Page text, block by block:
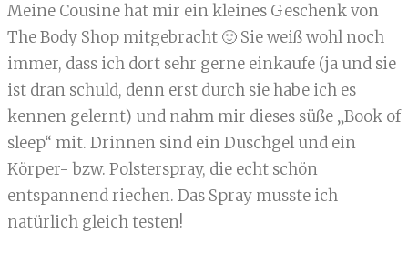
Meine Cousine hat mir ein kleines Geschenk von
The Body Shop mitgebracht 🙂 Sie weiß wohl noch
immer, dass ich dort sehr gerne einkaufe (ja und sie
ist dran schuld, denn erst durch sie habe ich es
kennen gelernt) und nahm mir dieses süße „Book of
sleep“ mit. Drinnen sind ein Duschgel und ein
Körper- bzw. Polsterspray, die echt schön
entspannend riechen. Das Spray musste ich
natürlich gleich testen!